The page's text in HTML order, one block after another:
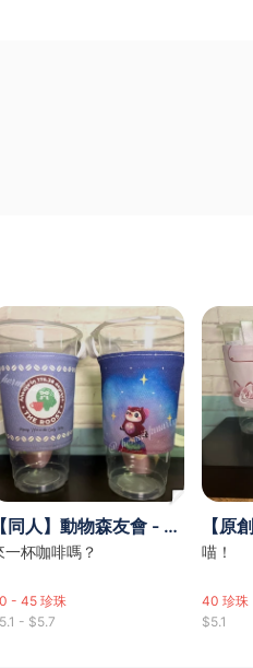
【同人】動物森友會 - 鴿巢咖啡店/傅珂妹妹飲料杯套
一杯咖啡嗎？
- 45珍珠
- $5.7
【原
喵！
40 珍珠
$5.1